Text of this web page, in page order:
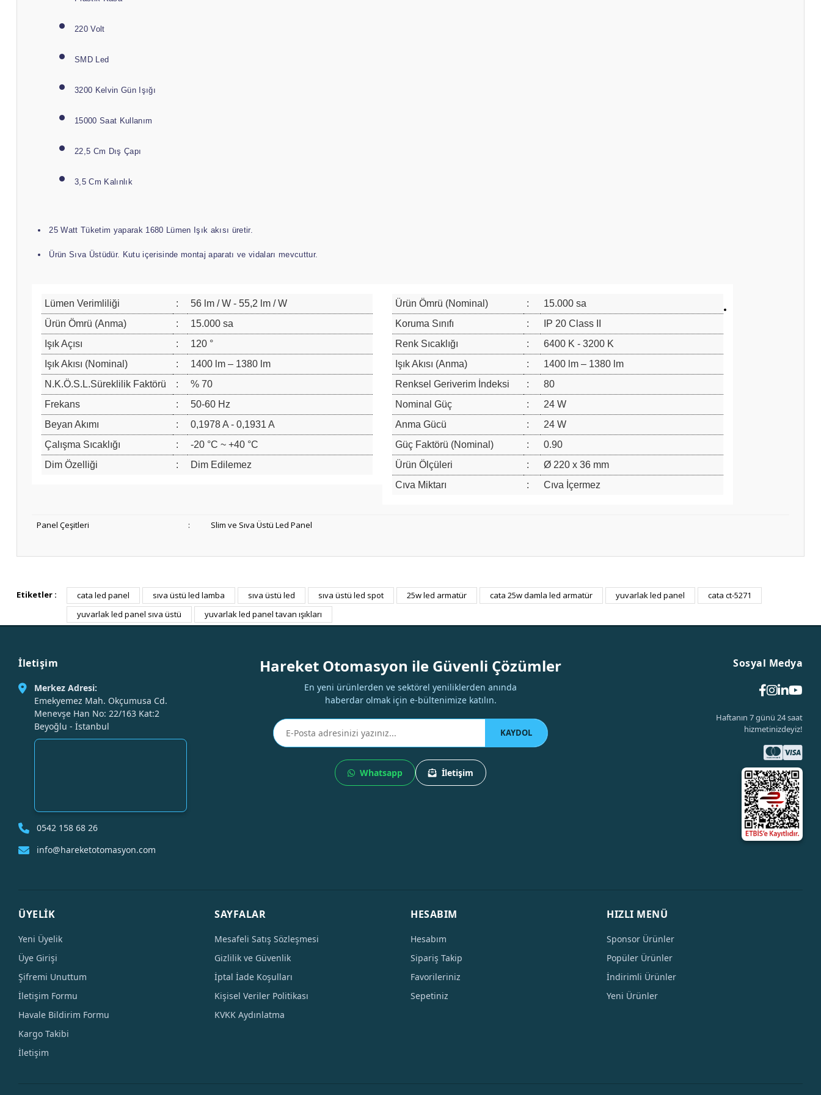
220 Volt
SMD Led
3200 Kelvin Gün Işığı
15000 Saat Kullanım
22,5 Cm Dış Çapı
3,5 Cm Kalınlık
25 Watt Tüketim yaparak 1680 Lümen Işık akısı üretir.
Ürün Sıva Üstüdür. Kutu içerisinde montaj aparatı ve vidaları mevcuttur.
Lümen Verimliliği :
56 lm / W - 55,2 lm / W
Ürün Ömrü (Anma)
:
15.000 sa
Işık Açısı
:
120 °
Işık Akısı (Nominal)
:
1400 lm – 1380 lm
N.K.Ö.S.L.Süreklilik Faktörü
:
% 70
Frekans
:
50-60 Hz
Beyan Akımı
:
0,1978 A - 0,1931 A
Çalışma Sıcaklığı
:
-20 °C ~ +40 °C
Dim Özelliği
: Dim Edilemez
Ürün Ömrü (Nominal) :
15.000 sa
Koruma Sınıfı
:
IP 20 Class II
Renk Sıcaklığı
:
6400 K - 3200 K
Işık Akısı (Anma)
:
1400 lm – 1380 lm
Renksel Geriverim İndeksi
:
80
Nominal Güç
:
24 W
Anma Gücü
:
24 W
Güç Faktörü (Nominal)
:
0.90
Ürün Ölçüleri
:
Ø 220 x 36 mm
Cıva Miktarı
: Cıva İçermez
Panel Çeşitleri : Slim ve Sıva Üstü Led Panel
Bu ürüne ilk yorumu siz yapın!
Etiketler : cata led panel sıva üstü led lamba sıva üstü led sıva üstü led spot 25w led armatür cata 25w damla led armatür yuvarlak led panel
cata ct-5271
yuvarlak led panel sıva üstü
yuvarlak led panel tavan ışıkları
İletişim
Merkez Adresi:
Emekyemez Mah. Okçumusa Cd.
Menevşe Han No: 22/163 Kat:2
Beyoğlu - İstanbul
0542 158 68 26
info@hareketotomasyon.com
Hareket Otomasyon ile Güvenli Çözümler
En yeni ürünlerden ve sektörel yeniliklerden anında
haberdar olmak için e-bültenimize katılın.
KAYDOL
Whatsapp İletişim
Sosyal Medya
Haftanın 7 günü 24 saat
hizmetinizdeyiz!
ÜYELİK
Yeni Üyelik
Üye Girişi
Şifremi Unuttum
İletişim Formu
Havale Bildirim Formu
Kargo Takibi
İletişim
SAYFALAR
Mesafeli Satış Sözleşmesi
Gizlilik ve Güvenlik
İptal İade Koşulları
Kişisel Veriler Politikası
KVKK Aydınlatma
HESABIM
Hesabım
Sipariş Takip
Favorileriniz
Sepetiniz
HIZLI MENÜ
Sponsor Ürünler
Popüler Ürünler
İndirimli Ürünler
Yeni Ürünler